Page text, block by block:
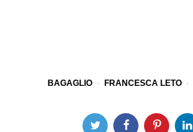
BAGAGLIO FRANCESCA LETO